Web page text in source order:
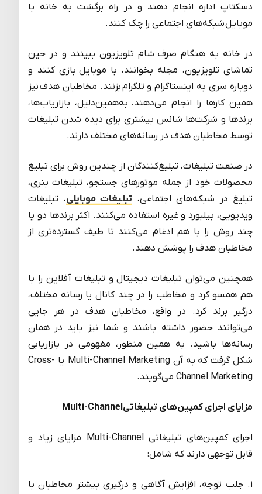
دسکتاپ اداره انجام دهند و در راه برگشت به خانه با
موبایل شبکه‌های اجتماعی را چک کنند.
در خانه به هنگام صرف شام تلویزیون ببینند و در حین
تماشای تلویزیون، مجله بخوانند، با موبایل بازی کنند و
دوباره سری به اینستاگرام و تلگرام بزنند. مخاطبان هدف نیز
همین کارها را انجام می‌دهند. به‌همین‌دلیل، بازاریاب‌ها،
برندها و شرکت‌ها شانس بیشتری برای دیده شدن تبلیغات
توسط مخاطبان هدف در رسانه‌های مختلف دارند.
در صنعت تبلیغات، تبلیغ‌کنندگان از چندین روش برای تبلیغ
محصولات خود از جمله موتورهای جستجو، تبلیغات بنری،
تبلیغ در شبکه‌های اجتماعی، تبلیغات موبایلی، تبلیغات
ویدیویی، بیلبورد و غیره استفاده می‌کنند. اکثر برندها دو یا
چند روش را با هم ادغام می‌کنند تا طیف گسترده‌تری از
مخاطبان هدف را پوشش دهند.
همچنین می‌توان تبلیغات دیجیتال و تبلیغات آفلاین را با
هم همسو کرد و مخاطب را در چند کانال یا رسانه مختلف،
درگیر برند کرد. در واقع، مخاطبان هدف در هر جایی
می‌توانند حضور داشته باشند و شما نیز باید در همان
رسانه‌ها باشید. به همین منظور، مفهومی در بازاریابی
شکل گرفت که به آن Multi-Channel Marketing یا Cross-
Channel Marketing می‌گویند.
مزایای اجرای کمپین‌های تبلیغاتیMulti-Channel
اجرای کمپین‌های تبلیغاتی Multi-Channel مزایای زیاد و
قابل توجهی دارند که شامل:
۱. جلب توجه، افزایش آگاهی و درگیری بیشتر مخاطبان با